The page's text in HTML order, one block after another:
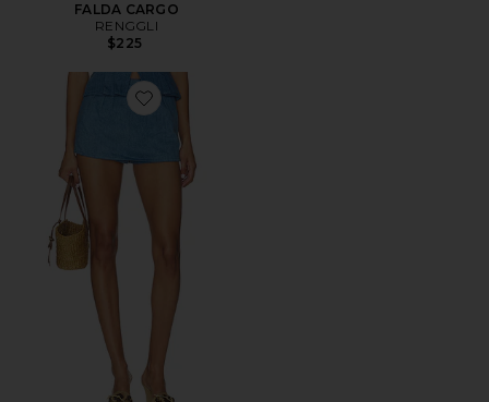
FALDA CARGO
RENGGLI
$225
Favorite FALDA-PANTALÓN MABEL